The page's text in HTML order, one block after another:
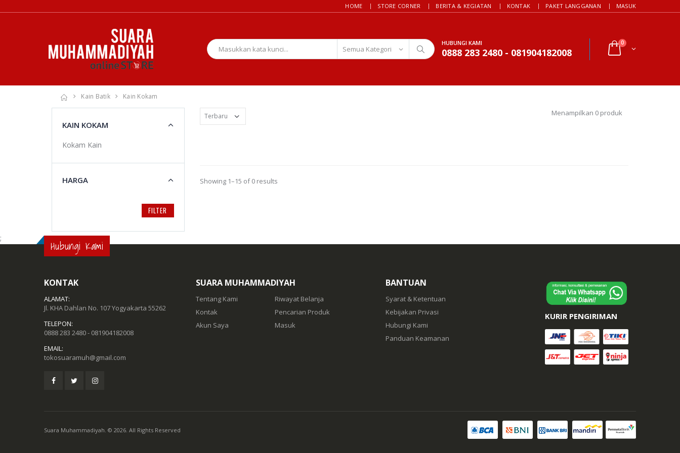
HOME STORE CORNER BERITA & KEGIATAN KONTAK PAKET LANGGANAN MASUK
HUBUNGI KAMI
0888 283 2480 - 081904182008
0
Kain Batik Kain Kokam
Menampilkan 0 produk
Showing 1–15 of 0 results
KAIN KOKAM
Kokam Kain
HARGA
FILTER
; Hubungi Kami
KONTAK
ALAMAT:
Jl. KHA Dahlan No. 107 Yogyakarta 55262
TELEPON:
0888 283 2480 - 081904182008
EMAIL:
tokosuaramuh@gmail.com
SUARA MUHAMMADIYAH
Tentang Kami
Kontak
Akun Saya
Riwayat Belanja
Pencarian Produk
Masuk
BANTUAN
Syarat & Ketentuan
Kebijakan Privasi
Hubungi Kami
Panduan Keamanan
KURIR PENGIRIMAN
Suara Muhammadiyah. © 2026. All Rights Reserved